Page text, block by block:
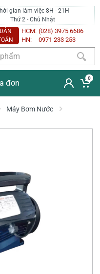
gian làm việc 8H - 21H
Thứ 2 - Chủ Nhật
HCM: (028) 3975 6686
HN:
0971 233 253
đơn
0
Máy Bơm Nước